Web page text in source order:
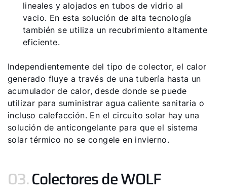
lineales y alojados en tubos de vidrio al
vacio. En esta solución de alta tecnología
también se utiliza un recubrimiento altamente
eficiente.
Independientemente del tipo de colector, el calor
generado fluye a través de una tubería hasta un
acumulador de calor, desde donde se puede
utilizar para suministrar agua caliente sanitaria o
incluso calefacción. En el circuito solar hay una
solución de anticongelante para que el sistema
solar térmico no se congele en invierno.
03.Colectores de WOLF